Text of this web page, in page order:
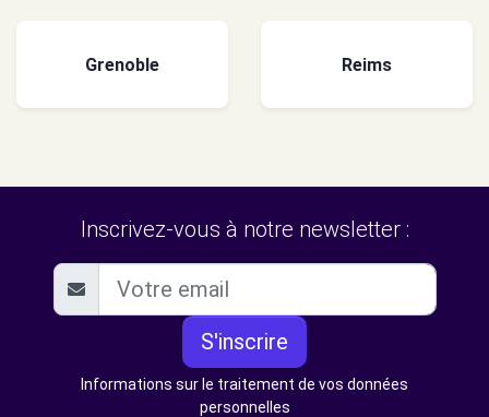
Grenoble Reims
Inscrivez-vous à notre newsletter :
S'inscrire
Informations sur le traitement de vos données
personnelles